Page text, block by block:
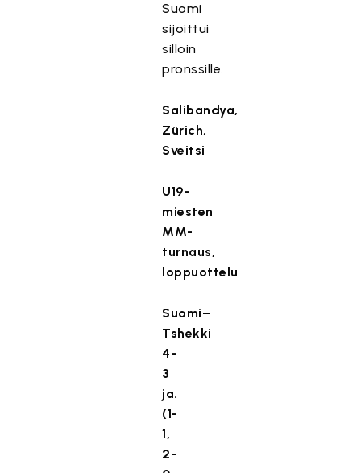
Suomi
sijoittui
silloin
pronssille.
Salibandya,
Zürich,
Sveitsi
U19-
miesten
MM-
turnaus,
loppuottelu
Suomi–
Tshekki
4-
3
ja.
(1-
1,
2-